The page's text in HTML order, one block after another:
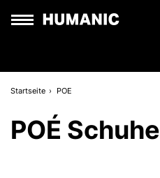
Startseite POE
POÉ Schuhe